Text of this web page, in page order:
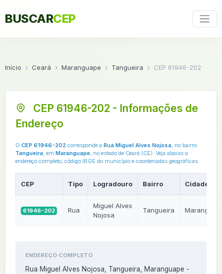
BUSCARCEP
Início Ceará Maranguape Tangueira CEP 61946-202
CEP 61946-202 - Informações de
Endereço
O CEP 61946-202 corresponde a Rua Miguel Alves Nojosa, no bairro
Tangueira, em Maranguape, no estado de Ceará (CE). Veja abaixo o
endereço completo, código IBGE do município e coordenadas geográficas.
CEP Tipo Logradouro Bairro Cidade
61946-202 Rua
Miguel Alves
Nojosa
Tangueira
ENDEREÇO COMPLETO
Rua Miguel Alves Nojosa, Tangueira, Maranguape -